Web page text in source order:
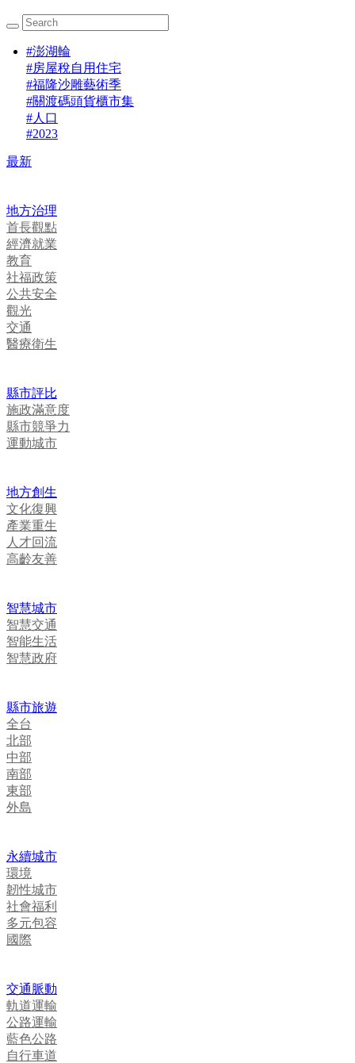
#澎湖輪
#房屋稅自用住宅
#福隆沙雕藝術季
#關渡碼頭貨櫃市集
#人口
#2023
最新
地方治理
首長觀點
經濟就業
教育
社福政策
公共安全
觀光
交通
醫療衛生
縣市評比
施政滿意度
縣市競爭力
運動城市
地方創生
文化復興
產業重生
人才回流
高齡友善
智慧城市
智慧交通
智能生活
智慧政府
縣市旅遊
全台
北部
中部
南部
東部
外島
永續城市
環境
韌性城市
社會福利
多元包容
國際
交通脈動
軌道運輸
公路運輸
藍色公路
自行車道